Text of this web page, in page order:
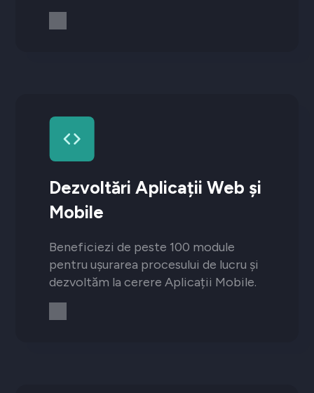
Dezvoltări Aplicații Web și
Mobile
Beneficiezi de peste 100 module
pentru ușurarea procesului de lucru și
dezvoltăm la cerere Aplicații Mobile.